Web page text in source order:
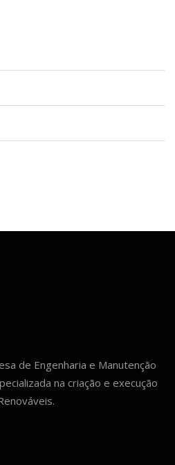
de Engenharia e Manutenção
na criação e execução